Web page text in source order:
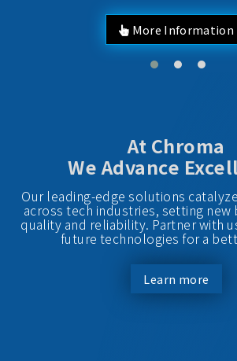
More Information
At Chroma
We Advance
Our leading-edge solutions
across tech industries, setting
quality and reliability. Partner with
future technologies for a
Learn more